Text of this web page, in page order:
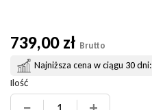
739,00 zł Brutto
Najniższa cena w ciągu 30 dni:
Ilość